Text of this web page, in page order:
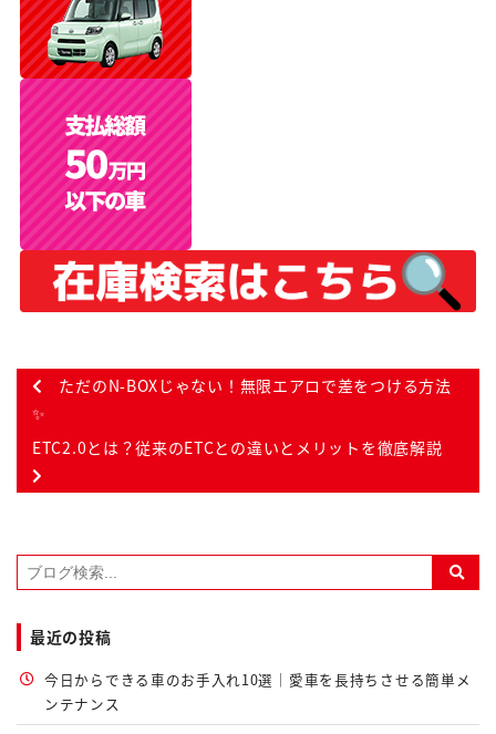
ただのN-BOXじゃない！無限エアロで差をつける方法
✨
ETC2.0とは？従来のETCとの違いとメリットを徹底解説
最近の投稿
今日からできる車のお手入れ10選｜愛車を長持ちさせる簡単メ
ンテナンス